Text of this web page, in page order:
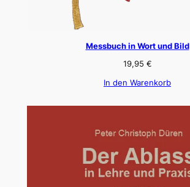
Messbuch in Wort und Bild
19,95 €
In den Warenkorb